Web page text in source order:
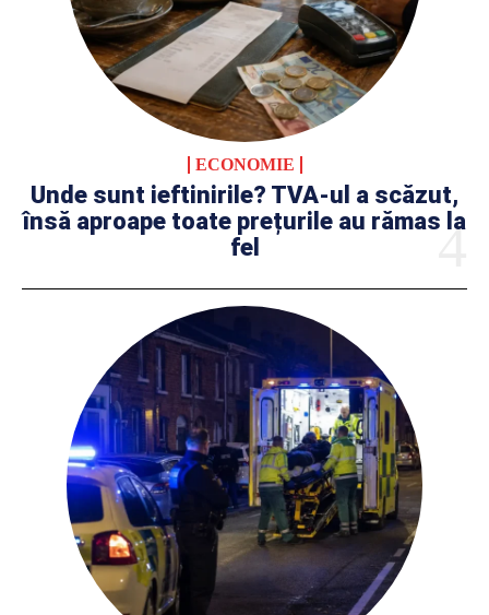
ECONOMIE
Unde sunt ieftinirile? TVA-ul a scăzut,
însă aproape toate prețurile au rămas la
fel